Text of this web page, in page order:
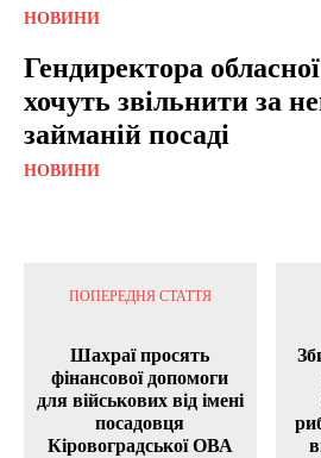
НОВИНИ
Гендиректора
хочуть звільнити за
займаній посаді
НОВИНИ
ПОПЕРЕДНЯ СТАТТЯ
Шахраї просять
фінансової допомоги
для військових від імені
посадовця
Кіровоградської ОВА